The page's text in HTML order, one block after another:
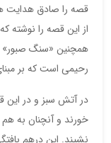
قصه را صادق هدایت
از این قصه را نوشته
همچنین «سنگ
رحیمی است که بر
در آتش سبز و در این
خورند و آنچنان به
نشیند. این درهم